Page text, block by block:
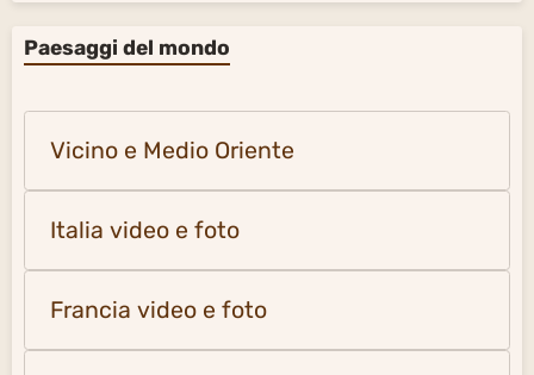
Paesaggi del mondo
Vicino e Medio Oriente
Italia video e foto
Francia video e foto